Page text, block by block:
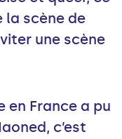
la scène de
une scène
en France a pu
c’est